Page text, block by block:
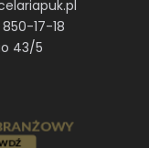
17-18
43/5